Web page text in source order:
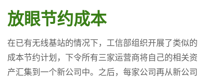
放眼节约成本
在已有无线基站的情况下，工信部组织开展了类似的
成本节约计划，下令所有三家运营商将自己的相关资
产汇集到一个新公司中。之后，每家公司再从新公司